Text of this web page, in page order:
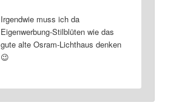
Irgendwie muss ich da
Eigenwerbung-Stilblüten wie das
gute alte Osram-Lichthaus denken
😉